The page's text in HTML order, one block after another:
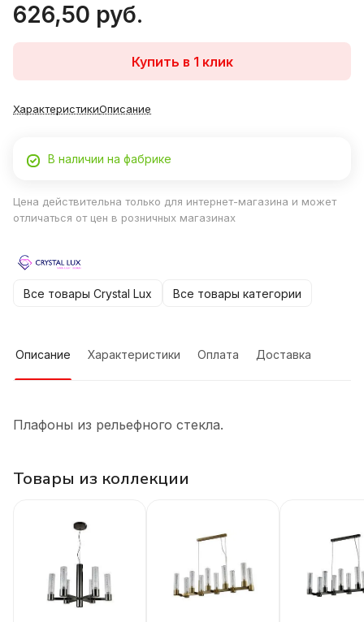
626,50 руб.
Купить в 1 клик
ХарактеристикиОписание
В наличии на фабрике
Цена действительна только для интернет-магазина и может
отличаться от цен в розничных магазинах
Все товары Crystal Lux Все товары категории
Описание Характеристики Оплата Доставка
Плафоны из рельефного стекла.
Товары из коллекции